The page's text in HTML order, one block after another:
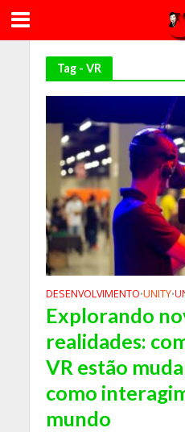
Tag - VR
DESENVOLVIMENTO•UNITY•
Explorando
realidades:
VR estão
como
mundo